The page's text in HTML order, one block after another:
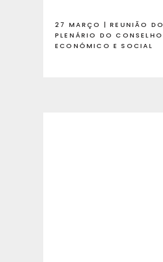
27 MARÇO | REUNIÃO DO
PLENÁRIO DO CONSELHO
ECONÓMICO E SOCIAL